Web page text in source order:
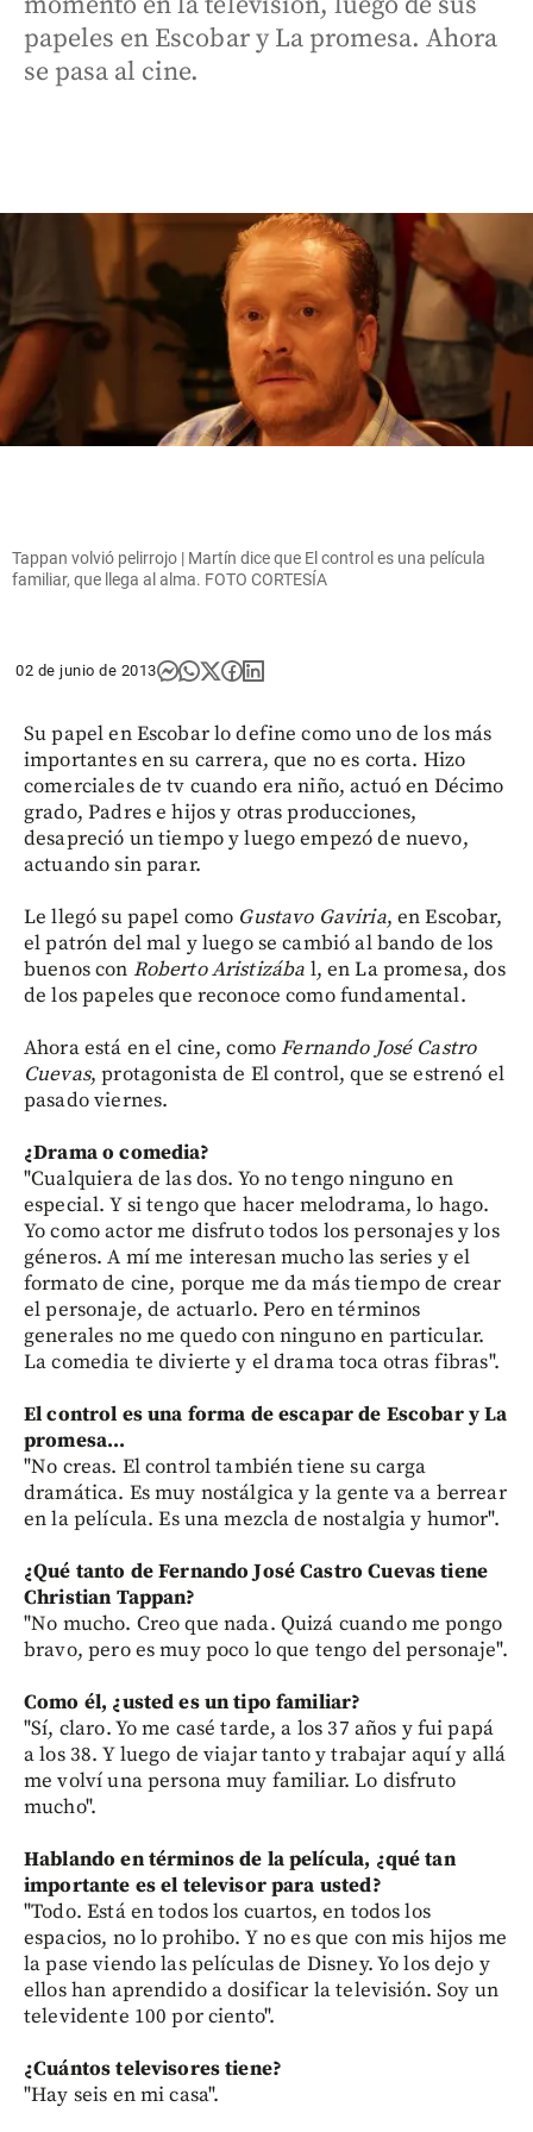
papeles en Escobar y La promesa. Ahora
se pasa al cine.
Tappan volvió pelirrojo | Martín dice que El control es una película
familiar, que llega al alma. FOTO CORTESÍA
02 de junio de 2013
Su papel en Escobar lo define como uno de los más
importantes en su carrera, que no es corta. Hizo
comerciales de tv cuando era niño, actuó en Décimo
grado, Padres e hijos y otras producciones,
desapreció un tiempo y luego empezó de nuevo,
actuando sin parar.
Le llegó su papel como Gustavo Gaviria, en Escobar,
el patrón del mal y luego se cambió al bando de los
buenos con Roberto Aristizába l, en La promesa, dos
de los papeles que reconoce como fundamental.
Ahora está en el cine, comoFernando José Castro
Cuevas, protagonista de El control, que se estrenó el
pasado viernes.
¿Drama o comedia?
"Cualquiera de las dos. Yo no tengo ninguno en
especial. Y si tengo que hacer melodrama, lo hago.
Yo como actor me disfruto todos los personajes y los
géneros. A mí me interesan mucho las series y el
formato de cine, porque me da más tiempo de crear
el personaje, de actuarlo. Pero en términos
generales no me quedo con ninguno en particular.
La comedia te divierte y el drama toca otras fibras".
El control es una forma de escapar de Escobar y La
promesa...
"No creas. El control también tiene su carga
dramática. Es muy nostálgica y la gente va a berrear
en la película. Es una mezcla de nostalgia y humor".
¿Qué tanto de Fernando José Castro Cuevas tiene
Christian Tappan?
"No mucho. Creo que nada. Quizá cuando me pongo
bravo, pero es muy poco lo que tengo del personaje".
Como él, ¿usted es un tipo familiar?
"Sí, claro. Yo me casé tarde, a los 37 años y fui papá
a los 38. Y luego de viajar tanto y trabajar aquí y allá
me volví una persona muy familiar. Lo disfruto
mucho".
Hablando en términos de la película, ¿qué tan
importante es el televisor para usted?
"Todo. Está en todos los cuartos, en todos los
espacios, no lo prohibo. Y no es que con mis hijos me
la pase viendo las películas de Disney. Yo los dejo y
ellos han aprendido a dosificar la televisión. Soy un
televidente 100 por ciento".
¿Cuántos televisores tiene?
"Hay seis en mi casa".